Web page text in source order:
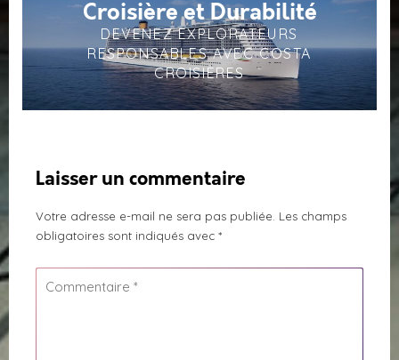
Croisière et Durabilité
DEVENEZ EXPLORATEURS
RESPONSABLES AVEC COSTA
CROISIÈRES
Laisser un commentaire
Votre adresse e-mail ne sera pas publiée. Les champs
obligatoires sont indiqués avec *